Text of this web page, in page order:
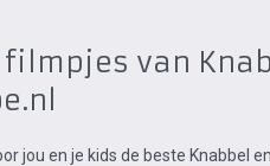
filmpjes van
jou en je kids de beste Knabbel